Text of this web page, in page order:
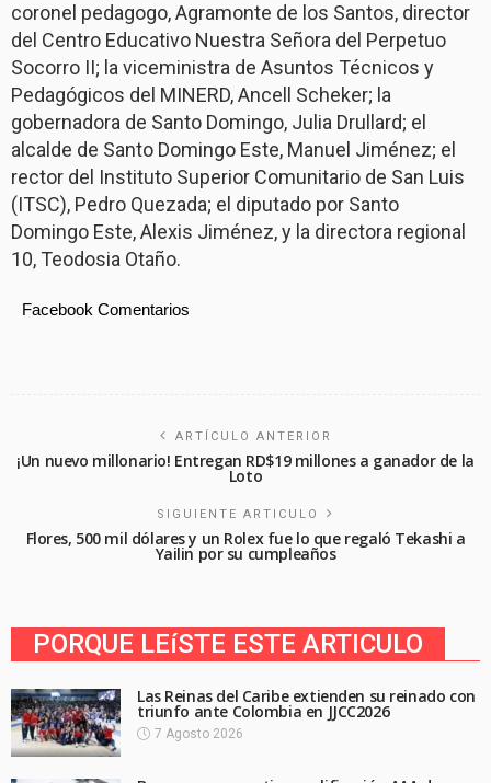
coronel pedagogo, Agramonte de los Santos, director
del Centro Educativo Nuestra Señora del Perpetuo
Socorro II; la viceministra de Asuntos Técnicos y
Pedagógicos del MINERD, Ancell Scheker; la
gobernadora de Santo Domingo, Julia Drullard; el
alcalde de Santo Domingo Este, Manuel Jiménez; el
rector del Instituto Superior Comunitario de San Luis
(ITSC), Pedro Quezada; el diputado por Santo
Domingo Este, Alexis Jiménez, y la directora regional
10, Teodosia Otaño.
Facebook Comentarios
ARTÍCULO ANTERIOR
¡Un nuevo millonario! Entregan RD$19 millones a ganador de la
Loto
SIGUIENTE ARTICULO
Flores, 500 mil dólares y un Rolex fue lo que regaló Tekashi a
Yailin por su cumpleaños
PORQUE LEíSTE ESTE ARTICULO
Las Reinas del Caribe extienden su reinado con
triunfo ante Colombia en JJCC2026
7 Agosto 2026